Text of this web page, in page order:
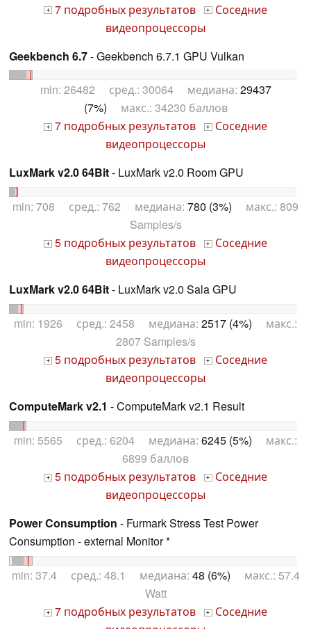
+ 7 подробных результатов + Соседние
видеопроцессоры
Geekbench 6.7- Geekbench 6.7.1 GPU Vulkan
min: 26482 сред.: 30064 медиана: 29437
(7%) макс.: 34230 баллов
+ 7 подробных результатов + Соседние
видеопроцессоры
LuxMark v2.0 64Bit- LuxMark v2.0 Room GPU
min: 708 сред.: 762 медиана: 780 (3%) макс.: 809
Samples/s
+ 5 подробных результатов + Соседние
видеопроцессоры
LuxMark v2.0 64Bit- LuxMark v2.0 Sala GPU
min: 1926 сред.: 2458 медиана: 2517 (4%) макс.:
2807 Samples/s
+ 5 подробных результатов + Соседние
видеопроцессоры
ComputeMark v2.1 - ComputeMark v2.1 Result
min: 5565 сред.: 6204 медиана: 6245 (5%) макс.:
6899 баллов
+ 5 подробных результатов + Соседние
видеопроцессоры
Power Consumption - Furmark Stress Test Power
Consumption - external Monitor *
min: 37.4 сред.: 48.1 медиана: 48 (6%) макс.: 57.4
Watt
+ 7 подробных результатов + Соседние